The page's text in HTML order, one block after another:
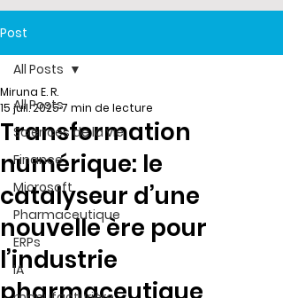
Post
All Posts
Sciences de la vie
Finance
Microsoft
Pharmaceutique
ERPs
IA
All Posts
Transformation
numérique: le
catalyseur d’une
nouvelle ère pour
l’industrie
Miruna E. R.
15 juil. 20257 min de lecture